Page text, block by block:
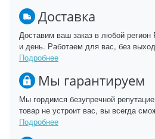
Доставка
Доставим ваш заказ в любой
и день. Работаем для вас, без
Подробнее
Мы гарантируем
Мы гордимся безупречной
товар не устроит вас, вы всегда
Подробнее